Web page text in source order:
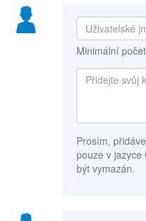
Minimální
Prosím,
pouze v jazyce
být vymazán.